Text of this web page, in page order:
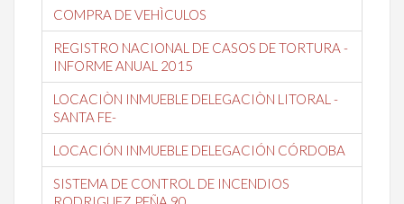
COMPRA DE VEHÌCULOS
REGISTRO NACIONAL DE CASOS DE TORTURA -
INFORME ANUAL 2015
LOCACIÒN INMUEBLE DELEGACIÒN LITORAL -
SANTA FE-
LOCACIÓN INMUEBLE DELEGACIÓN CÓRDOBA
SISTEMA DE CONTROL DE INCENDIOS